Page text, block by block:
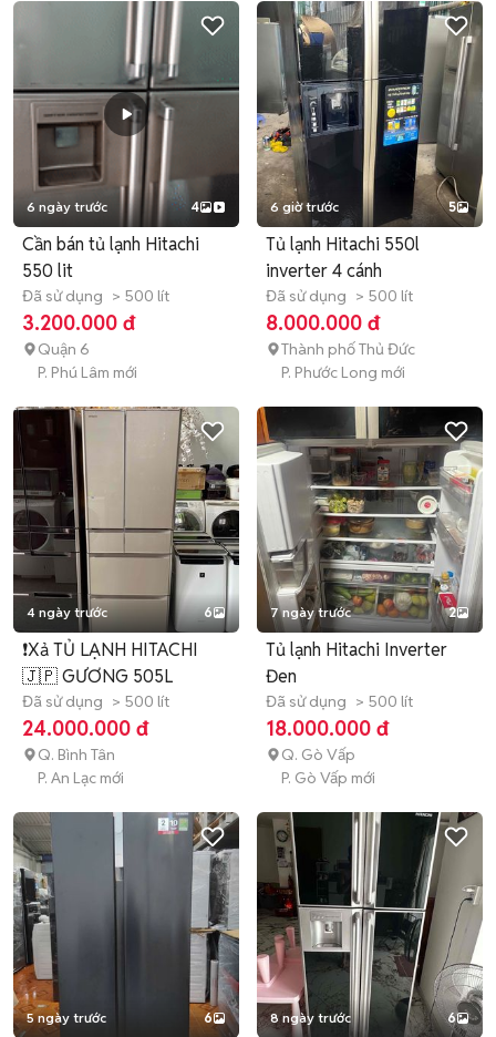
6 ngày trước 4
Cần bán tủ lạnh Hitachi
550 lit
Đã sử dụng > 500 lít
3.200.000 đ
Quận 6
P. Phú Lâm mới
6 giờ trước 5
Tủ lạnh Hitachi 550l
inverter 4 cánh
Đã sử dụng > 500 lít
8.000.000 đ
Thành phố Thủ Đức
P. Phước Long mới
4 ngày trước 6
❗️Xả TỦ LẠNH HITACHI
🇯🇵 GƯƠNG 505L
Đã sử dụng > 500 lít
24.000.000 đ
Q. Bình Tân
P. An Lạc mới
7 ngày trước 2
Tủ lạnh Hitachi Inverter
Đen
Đã sử dụng > 500 lít
18.000.000 đ
Q. Gò Vấp
P. Gò Vấp mới
5 ngày trước 6 8 ngày trước 6